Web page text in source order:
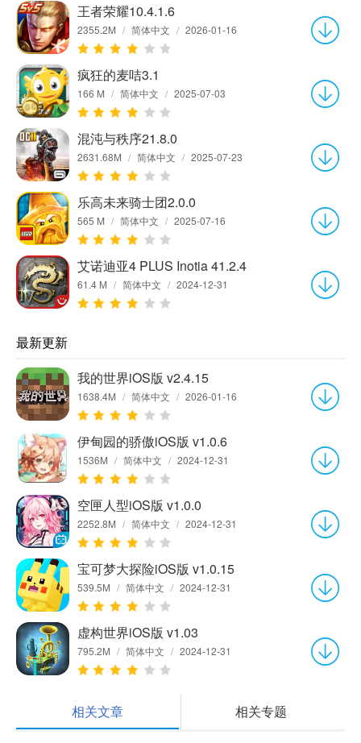
王者荣耀10.4.1.6
2355.2M / 简体中文 / 2026-01-16
疯狂的麦咭3.1
166 M / 简体中文 / 2025-07-03
混沌与秩序21.8.0
2631.68M / 简体中文 / 2025-07-23
乐高未来骑士团2.0.0
565 M / 简体中文 / 2025-07-16
艾诺迪亚4 PLUS Inotia 41.2.4
61.4 M / 简体中文 / 2024-12-31
最新更新
我的世界iOS版 v2.4.15
1638.4M / 简体中文 / 2026-01-16
伊甸园的骄傲iOS版 v1.0.6
1536M / 简体中文 / 2024-12-31
空匣人型iOS版 v1.0.0
2252.8M / 简体中文 / 2024-12-31
宝可梦大探险iOS版 v1.0.15
539.5M / 简体中文 / 2024-12-31
虚构世界iOS版 v1.03
795.2M / 简体中文 / 2024-12-31
相关文章 相关专题